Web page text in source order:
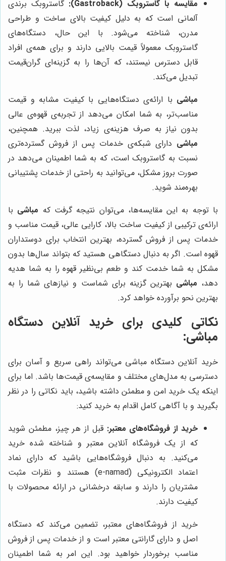
مقایسه با گاستروبک (Gastroback):
گاستروبک برندی
آلمانی است که به دلیل کیفیت بالای ساخت و طراحی
مدرن، شناخته می‌شود. با این حال، دستگاه‌های
گاستروبک معمولاً قیمت بالایی دارند و برای همه‌ی افراد
قابل دسترس نیستند، که آن‌ها را به گزینه‌ای گران‌قیمت
تبدیل می‌کند.
مباشی با ارائه‌ی دستگاه‌هایی با کیفیت مشابه و قیمت
مناسب‌تر، به شما امکان می‌دهد از تجربه‌ی قهوه‌ی عالی
بدون نیاز به صرف هزینه‌ی زیاد، لذت ببرید. همچنین،
مباشی دارای شبکه‌ی خدمات پس از فروش گسترده‌تری
نسبت به گاستروبک است، که به شما اطمینان می‌دهد در
صورت بروز مشکل، می‌توانید به راحتی از خدمات پشتیبانی
بهره‌مند شوید.
با توجه به این مقایسه‌ها، می‌توان نتیجه گرفت که مباشی با
ارائه‌ی ترکیبی از کیفیت ساخت بالا، کارایی عالی، قیمت مناسب و
خدمات پس از فروش گسترده، بهترین انتخاب برای دوستداران
قهوه است. اگر به دنبال دستگاهی هستید که بتواند سال‌ها بدون
مشکل به شما خدمت کند و طعم بی‌نظیر قهوه را به شما هدیه
دهد، مباشی بهترین گزینه برای شماست و نیازهای شما را به
بهترین نحو برآورده خواهد کرد.
نکاتی کلیدی برای خرید آنلاین دستگاه
مباشی:
خرید آنلاین دستگاه مباشی می‌تواند راهی سریع و آسان برای
دسترسی به مدل‌های مختلف و مقایسه‌ی قیمت‌ها باشد. اما برای
اینکه یک خرید امن و مطمئن داشته باشید، باید نکاتی را در نظر
بگیرید و با آگاهی کامل اقدام به خرید کنید:
خرید از فروشگاه‌های معتبر: قبل از هر چیز، مطمئن شوید
که از یک فروشگاه آنلاین معتبر و شناخته شده خرید
می‌کنید. به دنبال فروشگاه‌هایی باشید که دارای نماد
اعتماد الکترونیکی (e-namad) هستند و نظرات مثبت
مشتریان را دارند و سابقه درخشانی در ارائه محصولات با
کیفیت دارند.
خرید از فروشگاه‌های معتبر، تضمین می‌کند که دستگاه
اصل و دارای گارانتی معتبر است و از خدمات پس از فروش
مناسب برخوردار خواهید بود. این امر به شما اطمینان